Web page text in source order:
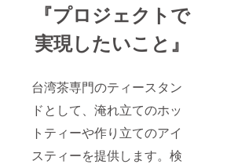
『プロジェクトで
実現したいこと』
台湾茶専門のティースタン
ドとして、淹れ立てのホッ
トティーや作り立てのアイ
スティーを提供します。検